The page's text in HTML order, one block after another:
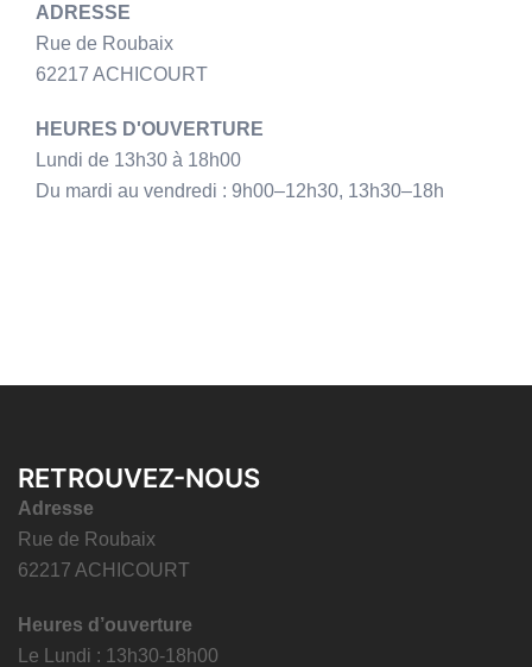
ADRESSE
Rue de Roubaix
62217 ACHICOURT
HEURES D'OUVERTURE
Lundi de 13h30 à 18h00
Du mardi au vendredi : 9h00–12h30, 13h30–18h
RETROUVEZ-NOUS
Adresse
Rue de Roubaix
62217 ACHICOURT
Heures d’ouverture
Le Lundi : 13h30-18h00